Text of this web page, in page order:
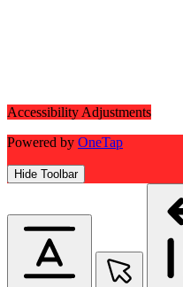
Accessibility Adjustments
Powered by OneTap
Hide Toolbar